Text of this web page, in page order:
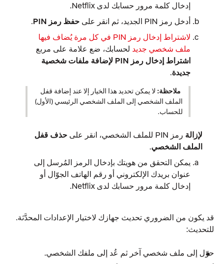
إدخال كلمة مرور حسابك لدى Netflix.
أدخل رمز PIN الجديد، ثم انقر على
حفظ رمز PIN
.
لاشتراط إدخال رمز PIN في كل مرة يُضاف فيها
ملف شخصي جديد لحسابك، ضع علامة على مربع
اشتراط إدخال رمز PIN لإضافة ملفات شخصية
جديدة.
ملاحظة: لا يمكن تحديد هذا الخيار إلا عند إضافة قفل
الملف الشخصي إلى الملف الشخصي الرئيسي (الأول)
للحساب.
لإزالة رمز PIN للملف الشخصي، انقر على
حذف قفل
الملف الشخصي.
يمكن التحقق من هويتك بإدخال الرمز المُرسل إلى
عنوان بريدك الإلكتروني أو رقم الهاتف الجوّال أو
إدخال كلمة مرور حسابك لدى Netflix.
قد يكون من الضروري تحديث جهازك لاختيار الإعدادات المحدَّثة.
للتحديث:
حوّل إلى ملف شخصي آخر ثم عُد إلى ملفك الشخصي.